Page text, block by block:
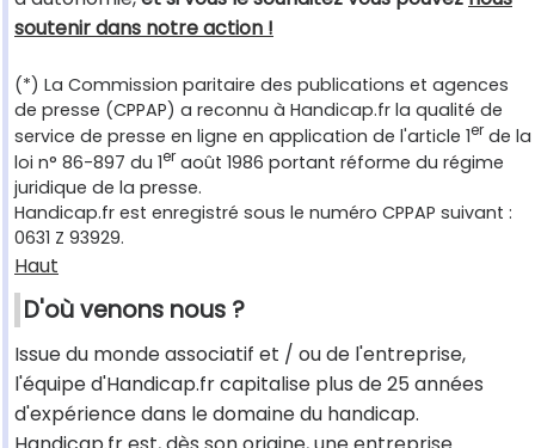
soutenir dans notre action !
(*) La Commission paritaire des publications et agences
de presse (CPPAP) a reconnu à Handicap.fr la qualité de
service de presse en ligne en application de l'article 1erde la
loi n° 86-897 du 1eraoût 1986 portant réforme du régime
juridique de la presse.
Handicap.fr est enregistré sous le numéro CPPAP suivant :
0631 Z 93929.
Haut
D'où venons nous ?
Issue du monde associatif et / ou de l'entreprise,
l'équipe d'Handicap.fr capitalise plus de 25 années
d'expérience dans le domaine du handicap.